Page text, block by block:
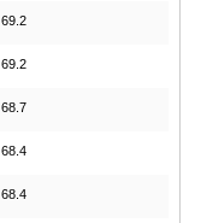
69.2
69.2
68.7
68.4
68.4